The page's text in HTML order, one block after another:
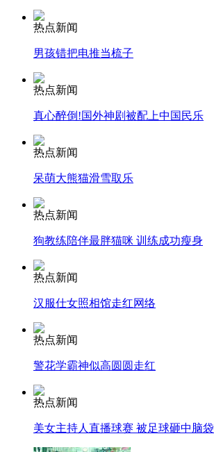
外交部：反对强权政治霸凌主义
安徽一实载49人客车翻车
消防员救轻生者 花炮节热闹非凡
司机酒驾遇交警 急速倒车逃窜
热点新闻
男孩错把电推当梳子
热点新闻
真心醉倒!国外神剧被配上中国民乐
热点新闻
呆萌大熊猫滑雪取乐
热点新闻
狗教练陪伴最胖猫咪 训练成功瘦身
热点新闻
汉服仕女照相馆走红网络
热点新闻
警花学霸神似高圆圆走红
热点新闻
美女主持人直播球赛 被足球砸中脑袋